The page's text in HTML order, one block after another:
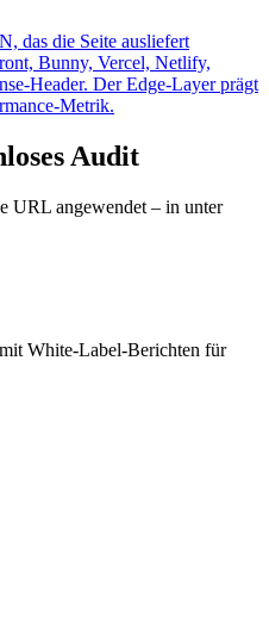
das die Seite ausliefert
Bunny, Vercel, Netlify,
Header. Der Edge-Layer prägt
Metrik.
Audit
URL angewendet – in unter
White-Label-Berichten für